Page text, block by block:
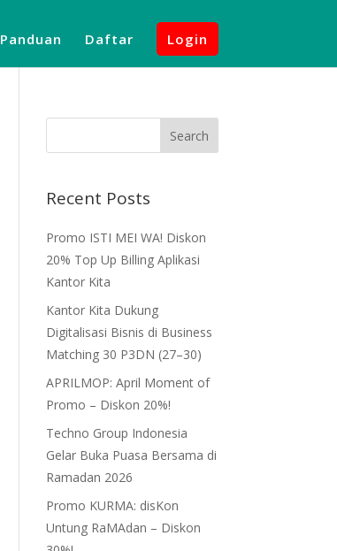
Panduan Daftar Login
Recent Posts
Promo ISTI MEI WA! Diskon
20% Top Up Billing Aplikasi
Kantor Kita
Kantor Kita Dukung
Digitalisasi Bisnis di Business
Matching 30 P3DN (27–30)
APRILMOP: April Moment of
Promo – Diskon 20%!
Techno Group Indonesia
Gelar Buka Puasa Bersama di
Ramadan 2026
Promo KURMA: disKon
Untung RaMAdan – Diskon